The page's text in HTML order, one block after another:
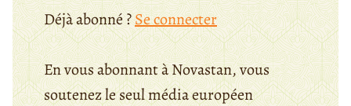
Déjà abonné ?Se connecter
En vous abonnant à Novastan, vous
soutenez le seul média européen